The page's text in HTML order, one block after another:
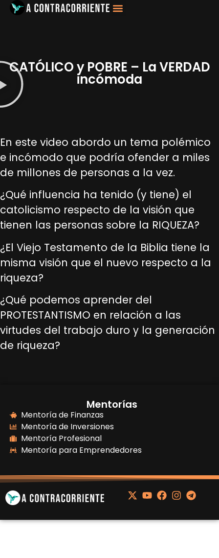
CATÓLICO y POBRE – La VERDAD
incómoda
En este video abordo un tema polémico
e incómodo que podría ofender a miles
de millones de personas a la vez.
¿Qué influencia ha tenido (y tiene) el
catolicismo respecto de la visión que
tienen las personas sobre la RIQUEZA?
¿El Viejo Testamento de la Biblia tiene la
misma visión que el nuevo respecto a la
riqueza?
¿Qué podemos aprender del
PROTESTANTISMO en relación a las
virtudes del trabajo duro y la generación
de riqueza?
Mentorías
Mentoría de Finanzas
Mentoría de Inversiones
Mentoría Profesional
Mentoría para Emprendedores